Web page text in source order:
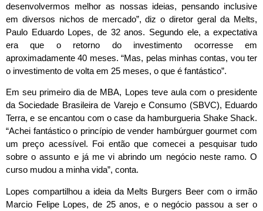
desenvolvermos melhor as nossas ideias, pensando inclusive
em diversos nichos de mercado”, diz o diretor geral da Melts,
Paulo Eduardo Lopes, de 32 anos. Segundo ele, a expectativa
era que o retorno do investimento ocorresse em
aproximadamente 40 meses. “Mas, pelas minhas contas, vou ter
o investimento de volta em 25 meses, o que é fantástico”.
Em seu primeiro dia de MBA, Lopes teve aula com o presidente
da Sociedade Brasileira de Varejo e Consumo (SBVC), Eduardo
Terra, e se encantou com o case da hamburgueria Shake Shack­.
“Achei fantástico o princípio de vender hambúrguer gourmet com
um preço acessível. Foi então que comecei a pesquisar tudo
sobre o assunto e já me vi abrindo um negócio neste ramo. O
curso mudou a minha vida”, conta.
Lopes compartilhou a ideia da Melts Burgers Beer com o irmão
Marcio Felipe Lopes, de 25 anos, e o negócio passou a ser o